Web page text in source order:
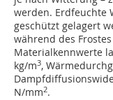
werden. Erdfeuchte
geschützt gelagert
während des
Materialkennwerte
kg/m3,
N/mm2.